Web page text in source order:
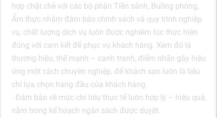
hợp chặt chẻ với các bộ phận Tiền sảnh, Buồng phòng,
Ẩm thực nhằm đảm bảo chính sách và quy trình nghiệp
vụ, chất lượng dịch vụ luôn được nghiêm túc thực hiện
đúng với cam kết để phục vụ khách hàng. Xem đó là
thương hiệu, thế mạnh – cạnh tranh, điểm nhấn gây hiệu
ứng một cách chuyên nghiệp, để khách sạn luôn là tiêu
chí lựa chọn hàng đầu của khách hàng.
- Đảm bảo về mức chi tiêu thực tế luôn hợp lý – hiệu quả,
nằm trong kế hoạch ngân sách được duyệt.